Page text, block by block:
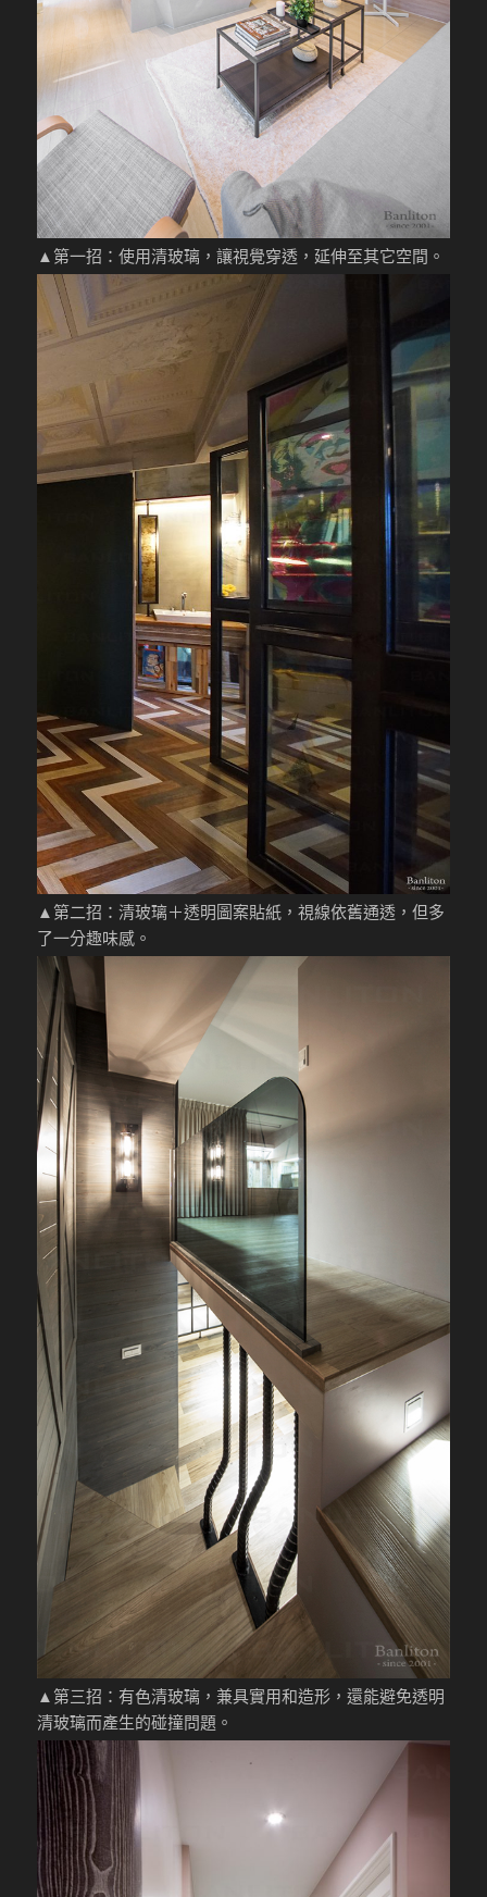
▲ 第一招：使用清玻璃，讓視覺穿透，延伸至其它空間。
▲第二招：清玻璃＋透明圖案貼紙，視線依舊通透，但多
了一分趣味感。
▲第三招：有色清玻璃，兼具實用和造形，還能避免透明
清玻璃而產生的碰撞問題。